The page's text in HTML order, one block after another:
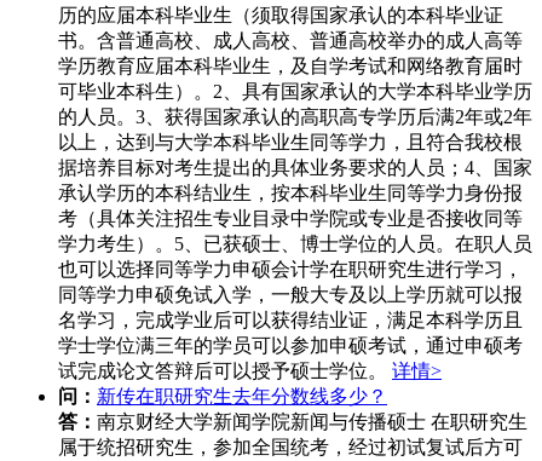
历的应届本科毕业生（须取得国家承认的本科毕业证
书。含普通高校、成人高校、普通高校举办的成人高等
学历教育应届本科毕业生，及自学考试和网络教育届时
可毕业本科生）。2、具有国家承认的大学本科毕业学历
的人员。3、获得国家承认的高职高专学历后满2年或2年
以上，达到与大学本科毕业生同等学力，且符合我校根
据培养目标对考生提出的具体业务要求的人员；4、国家
承认学历的本科结业生，按本科毕业生同等学力身份报
考（具体关注招生专业目录中学院或专业是否接收同等
学力考生）。5、已获硕士、博士学位的人员。在职人员
也可以选择同等学力申硕会计学在职研究生进行学习，
同等学力申硕免试入学，一般大专及以上学历就可以报
名学习，完成学业后可以获得结业证，满足本科学历且
学士学位满三年的学员可以参加申硕考试，通过申硕考
试完成论文答辩后可以授予硕士学位。 详情>
问： 新传在职研究生去年分数线多少？
答： 南京财经大学新闻学院新闻与传播硕士 在职研究生
属于统招研究生，参加全国统考，经过初试复试后方可